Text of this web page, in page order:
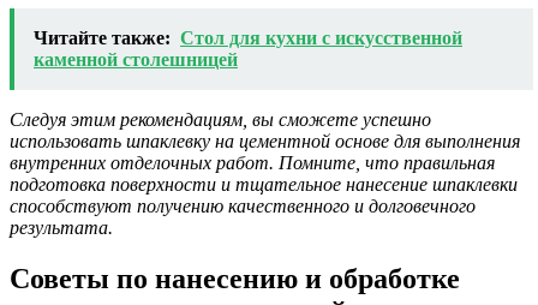
Читайте также: Стол для кухни с искусственной
каменной столешницей
Следуя этим рекомендациям, вы сможете успешно
использовать шпаклевку на цементной основе для выполнения
внутренних отделочных работ. Помните, что правильная
подготовка поверхности и тщательное нанесение шпаклевки
способствуют получению качественного и долговечного
результата.
Советы по нанесению и обработке